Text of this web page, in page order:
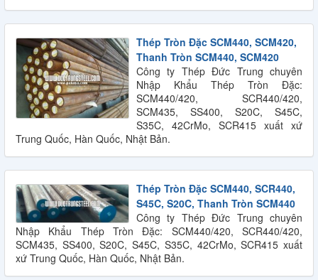
Thép Tròn Đặc SCM440, SCM420,
Thanh Tròn SCM440, SCM420
Công ty Thép Đức Trung chuyên
Nhập Khẩu Thép Tròn Đặc:
SCM440/420, SCR440/420,
SCM435, SS400, S20C, S45C,
S35C, 42CrMo, SCR415 xuất xứ
Trung Quốc, Hàn Quốc, Nhật Bản.
Thép Tròn Đặc SCM440, SCR440,
S45C, S20C, Thanh Tròn SCM440
Công ty Thép Đức Trung chuyên
Nhập Khẩu Thép Tròn Đặc: SCM440/420, SCR440/420,
SCM435, SS400, S20C, S45C, S35C, 42CrMo, SCR415 xuất
xứ Trung Quốc, Hàn Quốc, Nhật Bản.